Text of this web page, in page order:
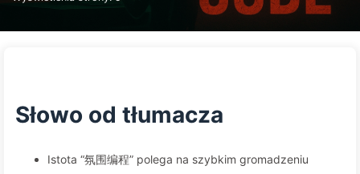
Słowo od tłumacza
Istota “氛围编程” polega na szybkim gromadzeniu